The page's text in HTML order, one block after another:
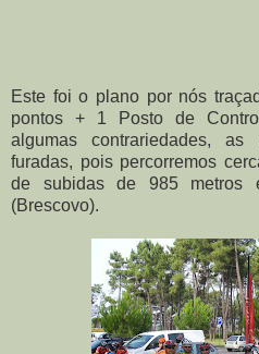
Este foi o plano por nós
pontos + 1 Posto de
algumas contrariedades,
furadas, pois percorremos
de subidas de 985 metros
(Brescovo).